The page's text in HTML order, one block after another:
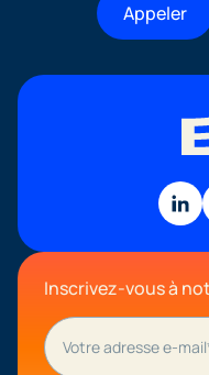
Appeler
Inscrivez-vous à